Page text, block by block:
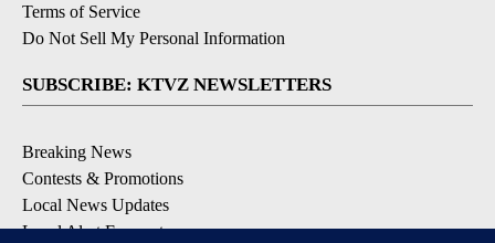
Terms of Service
Do Not Sell My Personal Information
SUBSCRIBE: KTVZ NEWSLETTERS
Breaking News
Contests & Promotions
Local News Updates
Local Alert Forecast